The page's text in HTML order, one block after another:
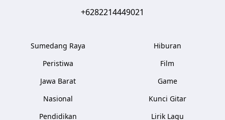
+6282214449021
Sumedang Raya
Peristiwa
Jawa Barat
Nasional
Pendidikan
Hiburan
Film
Game
Kunci Gitar
Lirik Lagu